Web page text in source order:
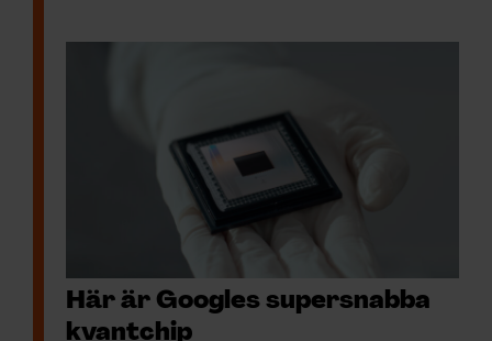
Beställ nyhetsbrev
Här är Googles supersnabba
kvantchip